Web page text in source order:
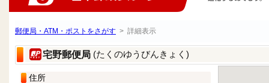
郵便局・ATM・ポストをさがす > 詳細表示
宅野郵便局 (たくのゆうびんきょく)
住所